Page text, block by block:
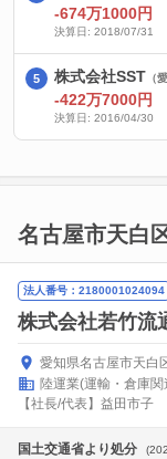
-674万1000円
決算日: 2018/07/31
株式会社SST （
-422万7000円
決算日: 2016/04/30
名古屋市天白
法人番号：2180001024094
株式会社若竹流
愛知県名古屋市天白
陸運業(運輸・倉庫関
【社長/代表】益田市子
国土交通省より処分